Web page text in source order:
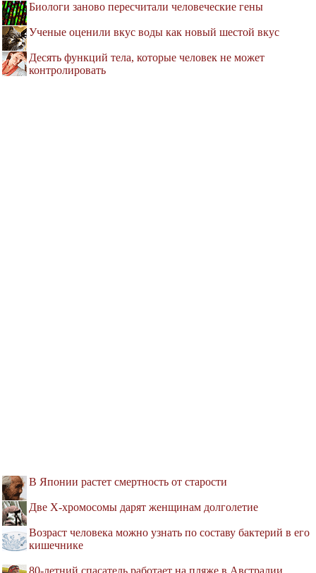
Биологи заново пересчитали человеческие гены
Ученые оценили вкус воды как новый шестой вкус
Десять функций тела, которые человек не может
контролировать
В Японии растет смертность от старости
Две Х-хромосомы дарят женщинам долголетие
Возраст человека можно узнать по составу бактерий в его
кишечнике